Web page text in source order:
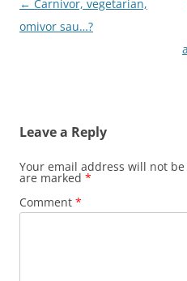
k
Post
navigation
← Carnivor, vegetarian,
omivor sau…?
Leave a Reply
Your email address will not
are marked *
Comment *